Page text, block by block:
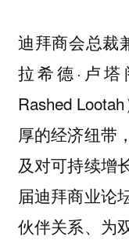
迪拜商会总裁
拉希德·卢塔
Rashed
厚的经济纽带
及对可持续增
届迪拜商业论
伙伴关系、为